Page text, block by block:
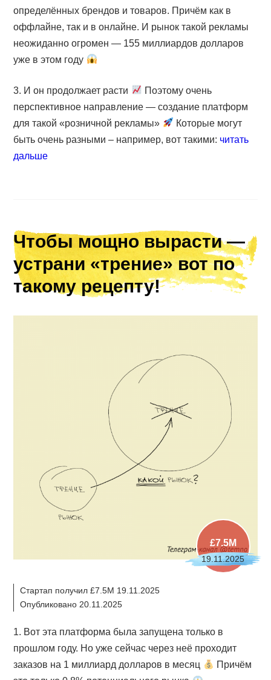
определённых брендов и товаров. Причём как в
оффлайне, так и в онлайне. И рынок такой рекламы
неожиданно огромен — 155 миллиардов долларов
уже в этом году
3. И он продолжает расти
Поэтому очень
перспективное направление — создание платформ
для такой «розничной рекламы»
Которые могут
быть очень разными – например, вот такими: читать
дальше
Чтобы мощно вырасти —
устрани «трение» вот по
такому рецепту!
£7.5M
19.11.2025
Стартап получил £7.5M 19.11.2025
Опубликовано 20.11.2025
1. Вот эта платформа была запущена только в
прошлом году. Но уже сейчас через неё проходит
заказов на 1 миллиард долларов в месяц
Причём